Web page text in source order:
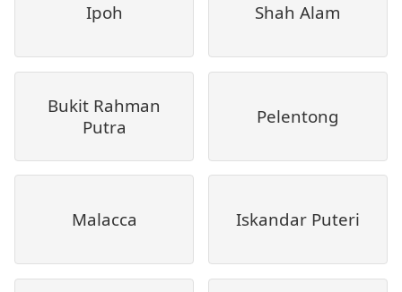
Ipoh Shah Alam
Bukit Rahman
Putra
Pelentong
Malacca Iskandar Puteri